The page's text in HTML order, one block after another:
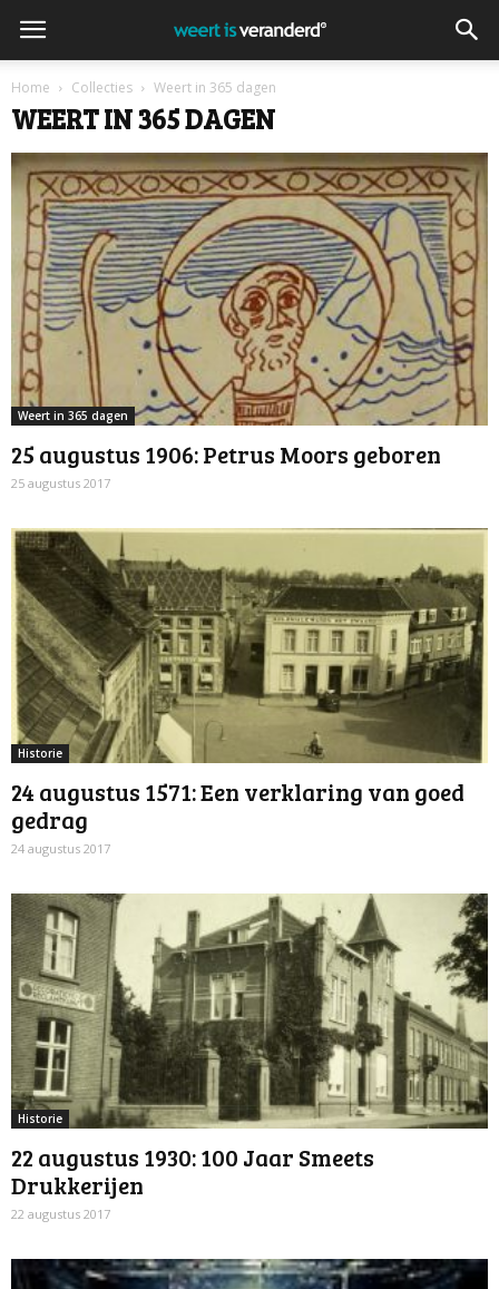
Home Collecties Weert in 365 dagen
WEERT IN 365 DAGEN
Weert in 365 dagen
25 augustus 1906: Petrus Moors geboren
25 augustus 2017
Historie
24 augustus 1571: Een verklaring van goed
gedrag
24 augustus 2017
Historie
22 augustus 1930: 100 Jaar Smeets
Drukkerijen
22 augustus 2017